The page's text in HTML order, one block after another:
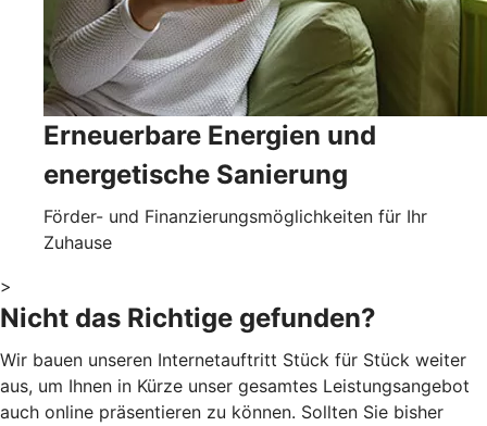
Erneuerbare Energien und
energetische Sanierung
Förder- und Finanzierungsmöglichkeiten für Ihr
Zuhause
>
Nicht das Richtige gefunden?
Wir bauen unseren Internetauftritt Stück für Stück weiter
aus, um Ihnen in Kürze unser gesamtes Leistungsangebot
auch online präsentieren zu können. Sollten Sie bisher